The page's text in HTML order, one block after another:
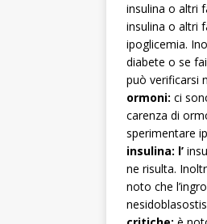
insulina o altri
insulina o altri
ipoglicemia.
diabete o se
può verificarsi
ormoni: ci
carenza di
sperimentare
insulina: l’
ne risulta.
noto che